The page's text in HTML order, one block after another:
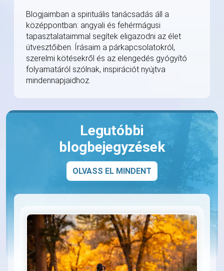
Blogjaimban a spirituális tanácsadás áll a
középpontban: angyali és fehérmágusi
tapasztalataimmal segítek eligazodni az élet
útvesztőiben. Írásaim a párkapcsolatokról,
szerelmi kötésekről és az elengedés gyógyító
folyamatáról szólnak, inspirációt nyújtva
mindennapjaidhoz.
Legutóbbi
blogbejegyzések
OLVASS EL MINDENT